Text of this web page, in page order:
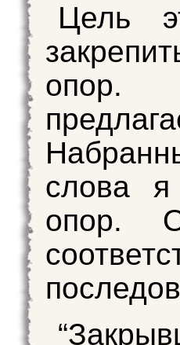
Цель
слова
опор.